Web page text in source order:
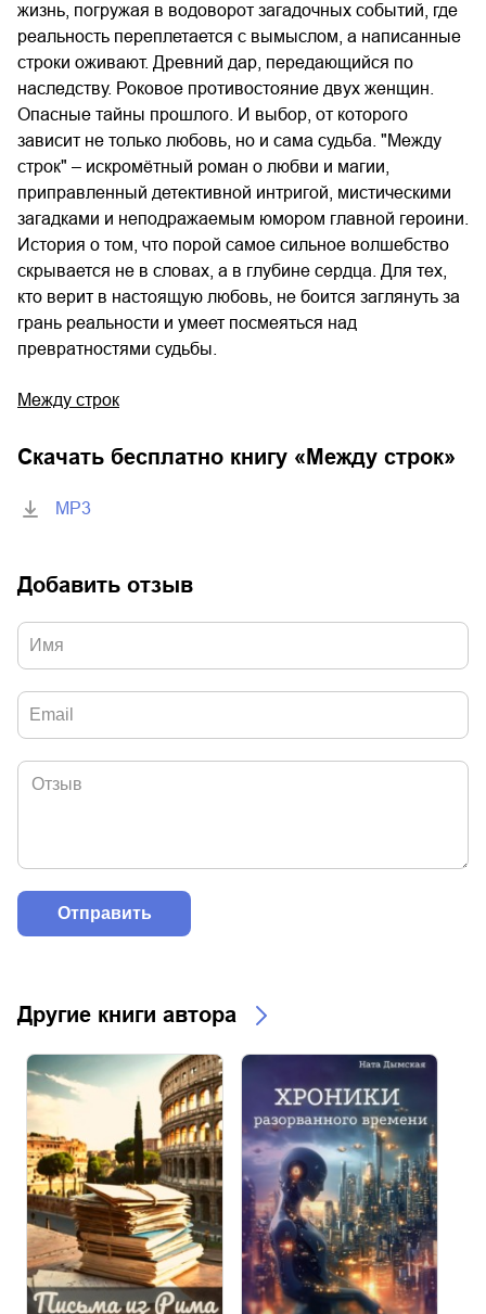
жизнь, погружая в водоворот загадочных событий, где
реальность переплетается с вымыслом, а написанные
строки оживают. Древний дар, передающийся по
наследству. Роковое противостояние двух женщин.
Опасные тайны прошлого. И выбор, от которого
зависит не только любовь, но и сама судьба. "Между
строк" – искромётный роман о любви и магии,
приправленный детективной интригой, мистическими
загадками и неподражаемым юмором главной героини.
История о том, что порой самое сильное волшебство
скрывается не в словах, а в глубине сердца. Для тех,
кто верит в настоящую любовь, не боится заглянуть за
грань реальности и умеет посмеяться над
превратностями судьбы.
Между строк
Скачать бесплатно книгу « Между строк»
MP3
Добавить отзыв
Другие книги автора